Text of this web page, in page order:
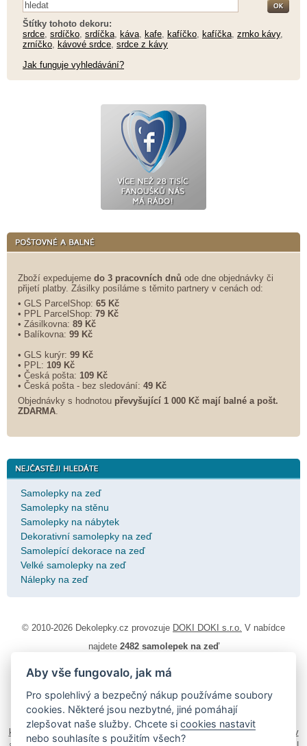
Štítky tohoto dekoru:
srdce srdíčko srdíčka káva kafe kafíčko kafíčka zrnko kávy,
zrníčko
kávové srdce srdce z kávy
Jak funguje vyhledávání?
Zboží expedujeme do 3 pracovních dnů ode dne objednávky či
přijetí platby. Zásilky posíláme s těmito partnery v cenách od:
• GLS ParcelShop: 65 Kč
• PPL ParcelShop: 79 Kč
• Zásilkovna: 89 Kč
• Balíkovna: 99 Kč
• GLS kurýr: 99 Kč
• PPL: 109 Kč
• Česká pošta: 109 Kč
• Česká pošta - bez sledování: 49 Kč
Objednávky s hodnotou převyšující 1 000 Kč mají balné a pošt.
ZDARMA
Samolepky na zeď
Samolepky na stěnu
Samolepky na nábytek
Dekorativní samolepky na zeď
Samolepící dekorace na zeď
Velké samolepky na zeď
Nálepky na zeď
© 2010-2026 Dekolepky.cz provozuje DOKI DOKI s.r.o. V nabídce
najdete 2482 samolepek na zeď
Návod k lepení|Životnost samolepek na zeď
podmínky|Ochrana osobních údajů|Cookies |Reklamační řád
Impressum
samolepky na auto |fotomagnetky na lednici fotokalendáře
kühlschrank fotomagnete
foto magnesy na lodówkę|samolepky dieťa v
Aby vše fungovalo, jak má
Pro spolehlivý a bezpečný nákup používáme soubory
cookies. Některé jsou nezbytné, jiné pomáhají
zlepšovat naše služby. Chcete sicookies nastavit
nebo souhlasíte s použitím všech?